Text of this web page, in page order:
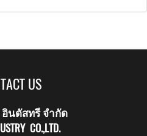
US
นดัสทรี จำกัด
CO.,LTD.